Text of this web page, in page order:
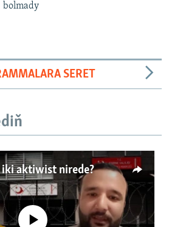
bolmady
SERET
iki aktiwist nirede?
currently available